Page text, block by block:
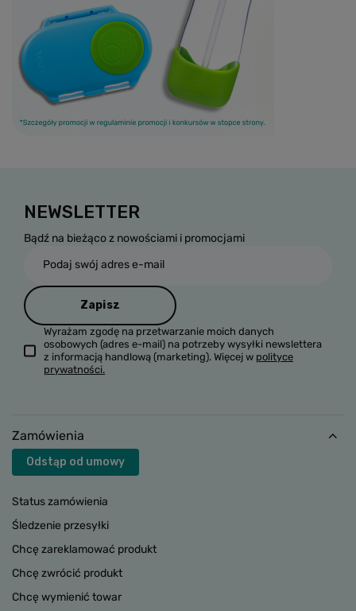
NEWSLETTER
Bądź na bieżąco z nowościami i promocjami
Podaj swój adres e-mail
Zapisz
Wyrażam zgodę na przetwarzanie moich danych
osobowych (adres e-mail) na potrzeby wysyłki newslettera
z informacją handlową (marketing). Więcej w polityce
prywatności.
Zamówienia
Odstąp od umowy
Status zamówienia
Śledzenie przesyłki
Chcę zareklamować produkt
Chcę zwrócić produkt
Chcę wymienić towar